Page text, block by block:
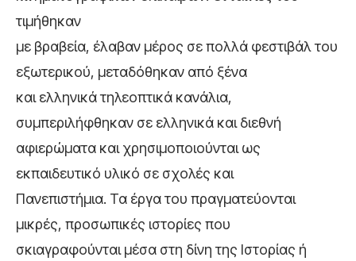
τιμήθηκαν
με βραβεία, έλαβαν μέρος σε πολλά φεστιβάλ του
εξωτερικού, μεταδόθηκαν από ξένα
και ελληνικά τηλεοπτικά κανάλια,
συμπεριλήφθηκαν σε ελληνικά και διεθνή
αφιερώματα και χρησιμοποιούνται ως
εκπαιδευτικό υλικό σε σχολές και
Πανεπιστήμια. Τα έργα του πραγματεύονται
μικρές, προσωπικές ιστορίες που
σκιαγραφούνται μέσα στη δίνη της Ιστορίας ή